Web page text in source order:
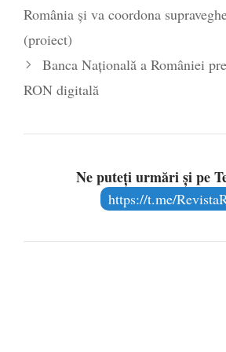
România și va coordona
(proiect)
Banca Națională a României
RON digitală
Ne puteți urmări și pe
https://t.me/